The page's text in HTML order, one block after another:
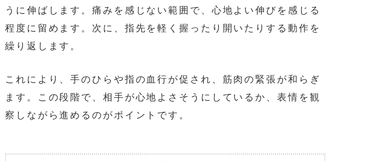
うに伸ばします。痛みを感じない範囲で、心地よい伸びを感じる
程度に留めます。次に、指先を軽く握ったり開いたりする動作を
繰り返します。
これにより、手のひらや指の血行が促され、筋肉の緊張が和らぎ
ます。この段階で、相手が心地よさそうにしているか、表情を観
察しながら進めるのがポイントです。